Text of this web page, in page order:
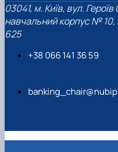
03041, м. Київ, вул. Героїв
навчальний корпус № 10,
625
+38 066 141 36 59